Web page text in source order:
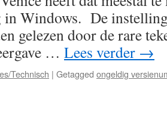
Windows. De
gelezen door de rare
… Lees verder →
Technisch | Getagged ongeldig